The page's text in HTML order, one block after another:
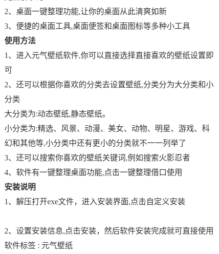
2、桌面一键整理功能,让你的桌面从此清爽如新
3、便捷的桌面工具,桌面便签和桌面图标等多种小工具
使用方法
1、进入元气壁纸软件,你可以直接选择直接喜欢的壁纸设置即
可
2、还可以根据你喜欢的分类去设置壁纸,分类分为大分类和小
分类
大分类为:动态壁纸,静态壁纸。
小分类为:精选、风景、动漫、美女、动物、明星、游戏、科
幻和其他等,小分类中还有更小的分类就不一一列举了
3、还可以搜索你喜欢的壁纸关键词,例如搜索火影忍者
4、软件有一键整理桌面功能,点击一键整理借口使用
安装说明
1、解压打开exe文件，进入安装界面,点击自定义安装
2、设置安装信息,点击安装，然后软件安装完成就可直接使用
软件标签 : 元气壁纸